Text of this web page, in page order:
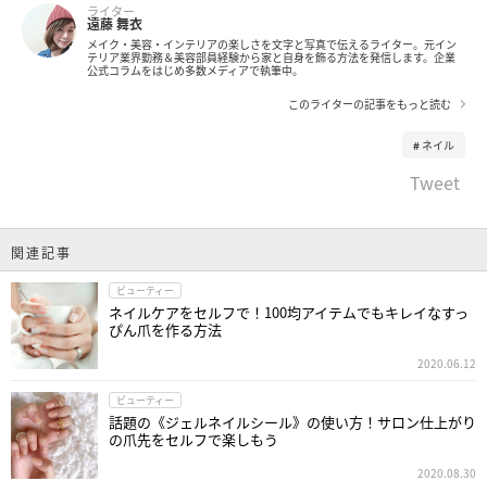
ライター
遠藤 舞衣
メイク・美容・インテリアの楽しさを文字と写真で伝えるライター。元イン
テリア業界勤務＆美容部員経験から家と自身を飾る方法を発信します。企業
公式コラムをはじめ多数メディアで執筆中。
このライターの記事をもっと読む
ネイル
Tweet
関連記事
ビューティー
ネイルケアをセルフで！100均アイテムでもキレイなすっ
ぴん爪を作る方法
2020.06.12
ビューティー
話題の《ジェルネイルシール》の使い方！サロン仕上がり
の爪先をセルフで楽しもう
2020.08.30